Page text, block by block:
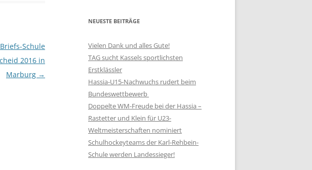
Schule
2016 in
Marburg →
NEUESTE BEITRÄGE
Vielen Dank und alles Gute!
TAG sucht Kassels sportlichsten
Erstklässler
Hassia-U15-Nachwuchs rudert beim
Bundeswettbewerb
Doppelte WM-Freude bei der Hassia –
Rastetter und Klein für U23-
Weltmeisterschaften nominiert
Schulhockeyteams der Karl-Rehbein-
Schule werden Landessieger!